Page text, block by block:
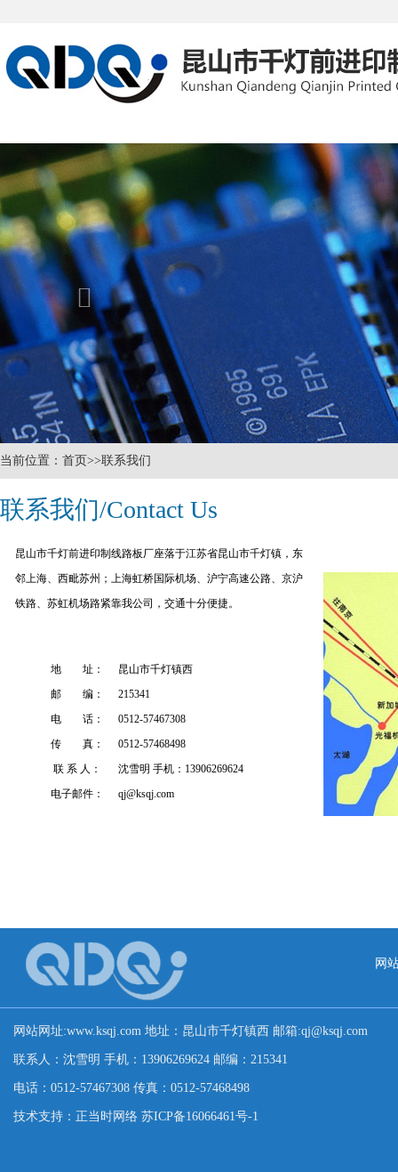
当前位置：首页>>联系我们
联系我们/Contact Us
昆山市千灯前进印制线路板厂座落于江苏省昆山市千灯镇，东
邻上海、西毗苏州；上海虹桥国际机场、沪宁高速公路、京沪
铁路、苏虹机场路紧靠我公司，交通十分便捷。
地 址：
昆山市千灯镇西
邮 编：
215341
电 话：
0512-57467308
传 真：
0512-57468498
联 系 人：
沈雪明 手机：13906269624
电子邮件：
qj@ksqj.com
网
网站网址:www.ksqj.com 地址：昆山市千灯镇西 邮箱:qj@ksqj.com
联系人：沈雪明 手机：13906269624 邮编：215341
电话：0512-57467308 传真：0512-57468498
技术支持：正当时网络 苏ICP备16066461号-1